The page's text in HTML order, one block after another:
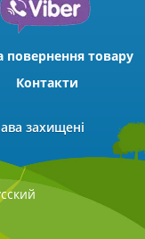
повернення товару
Контакти
захищені